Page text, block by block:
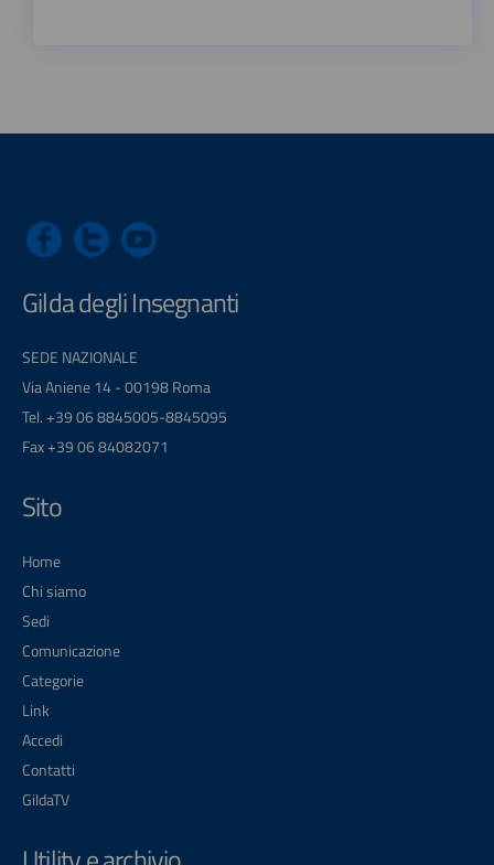
Gilda degli Insegnanti
SEDE NAZIONALE
Via Aniene 14 - 00198 Roma
Tel. +39 06 8845005-8845095
Fax +39 06 84082071
Sito
Home
Chi siamo
Sedi
Comunicazione
Categorie
Link
Accedi
Contatti
GildaTV